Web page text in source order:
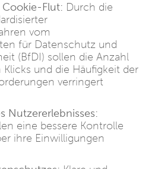
Flut: Durch die
vom
für Datenschutz und
(BfDI) sollen die Anzahl
und die Häufigkeit der
verringert
Nutzererlebnisses:
eine bessere Kontrolle
ihre Einwilligungen